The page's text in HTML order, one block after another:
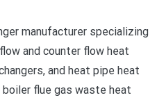
manufacturer specializing
and counter flow heat
and heat pipe heat
boiler flue gas waste heat